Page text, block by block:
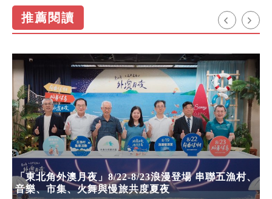
推薦閱讀
「東北角外澳月夜」8/22-8/23浪漫登場 串聯五漁村、
音樂、市集、火舞與慢旅共度夏夜